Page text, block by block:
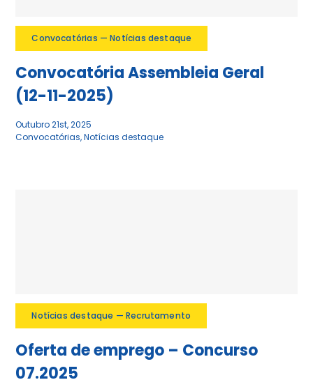
Convocatórias — Notícias destaque
Convocatória Assembleia Geral
(12-11-2025)
Outubro 21st, 2025
Convocatórias,Notícias destaque
Notícias destaque — Recrutamento
Oferta de emprego – Concurso
07.2025